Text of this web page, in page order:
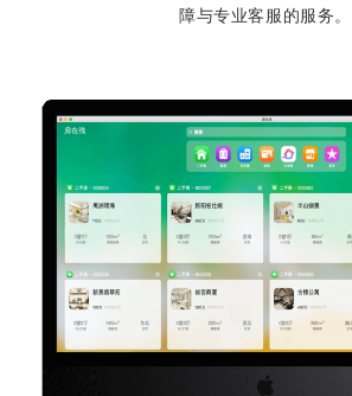
障与专业客服的服务。